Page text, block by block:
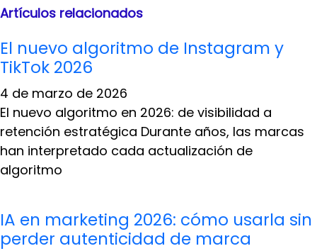
Artículos relacionados
El nuevo algoritmo de Instagram y
TikTok 2026
4 de marzo de 2026
El nuevo algoritmo en 2026: de visibilidad a
retención estratégica Durante años, las marcas
han interpretado cada actualización de
algoritmo
IA en marketing 2026: cómo usarla sin
perder autenticidad de marca